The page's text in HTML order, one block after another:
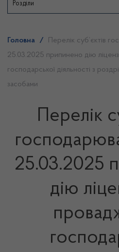
Розділи
Головна /
Перелік суб’єктів
25.03.2025 припинено дію
господарської діяльності з
засобами
Перелік
25.03.2025
дію